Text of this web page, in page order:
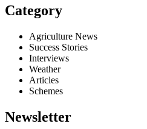
Category
Agriculture News
Success Stories
Interviews
Weather
Articles
Schemes
Newsletter